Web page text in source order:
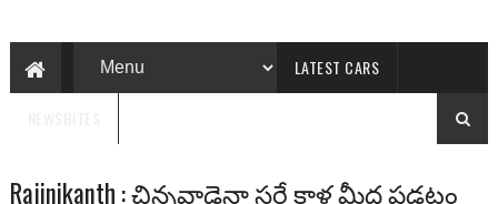
LATEST CARS
Rajinikanth : చిన్నవాడైనా సరే కాళ్ల మీద పడటం